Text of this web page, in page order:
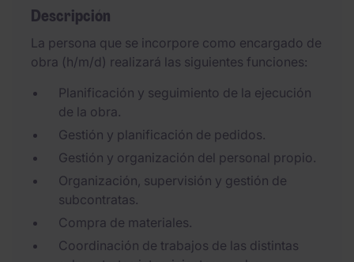
Descripción
La persona que se incorpore como encargado de
obra (h/m/d) realizará las siguientes funciones:
Planificación y seguimiento de la ejecución
de la obra.
Gestión y planificación de pedidos.
Gestión y organización del personal propio.
Organización, supervisión y gestión de
subcontratas.
Compra de materiales.
Coordinación de trabajos de las distintas